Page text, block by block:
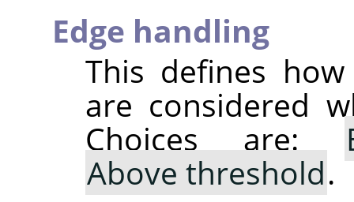
Edge handling
This defines
are considered
Choices are:
Above threshold.